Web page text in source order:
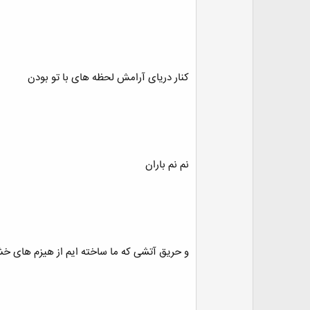
کنار دریای آرامش لحظه های با تو بودن
نم نم باران
و حریق آتشی که ما ساخته ایم از هیزم های